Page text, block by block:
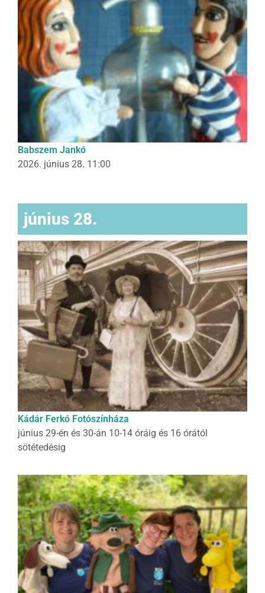
Babszem Jankó
2026. június 28. 11:00
június 28.
Kádár Ferkó Fotószínháza
június 29-én és 30-án 10-14 óráig és 16 órától
sötétedésig